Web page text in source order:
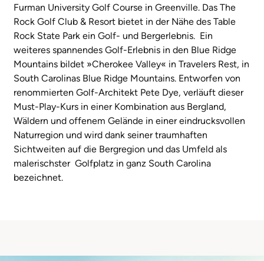
Furman University Golf Course in Greenville. Das The
Rock Golf Club & Resort bietet in der Nähe des Table
Rock State Park ein Golf- und Bergerlebnis. Ein
weiteres spannendes Golf-Erlebnis in den Blue Ridge
Mountains bildet »Cherokee Valley« in Travelers Rest, in
South Carolinas Blue Ridge Mountains. Entworfen von
renommierten Golf-Architekt Pete Dye, verläuft dieser
Must-Play-Kurs in einer Kombination aus Bergland,
Wäldern und offenem Gelände in einer eindrucksvollen
Naturregion und wird dank seiner traumhaften
Sichtweiten auf die Bergregion und das Umfeld als
malerischster Golfplatz in ganz South Carolina
bezeichnet.